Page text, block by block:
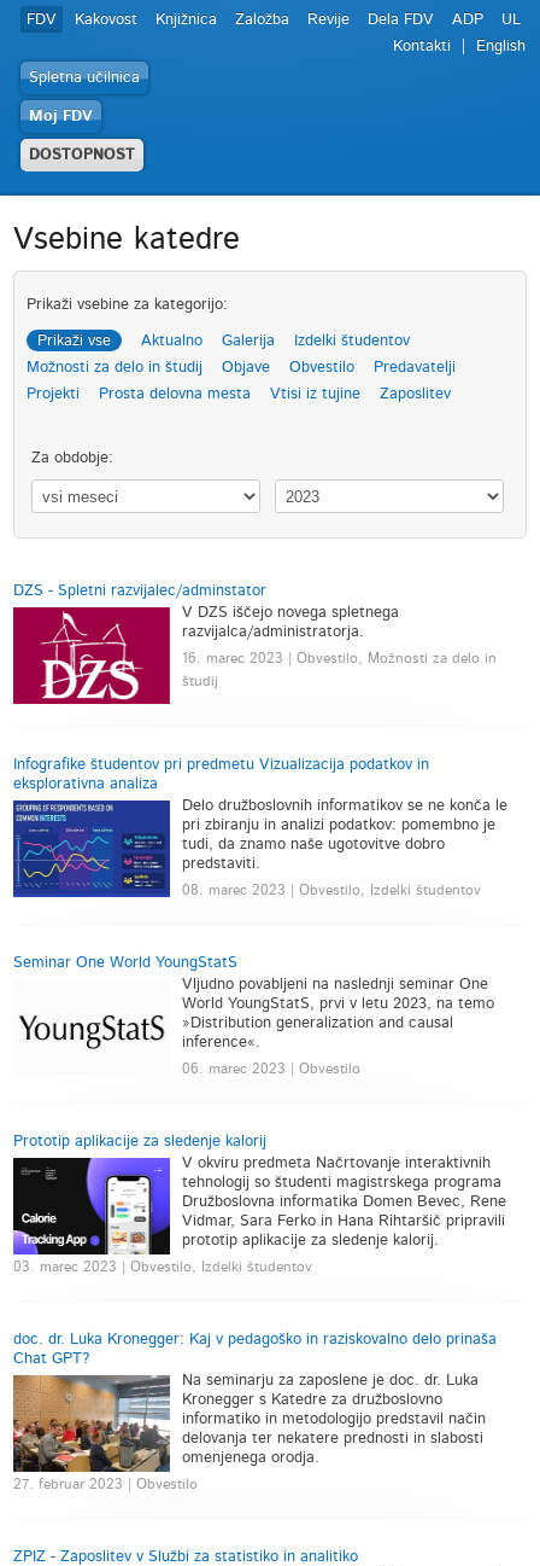
FDV Kakovost Knjižnica Založba Revije Dela FDV ADP
UL
Kontakti
English
Spletna učilnica
Moj FDV
DOSTOPNOST
Vsebine katedre
Prikaži vsebine za kategorijo:
Prikaži vse Aktualno Galerija
Izdelki študentov
Možnosti za delo in študij
Objave Obvestilo
Predavatelji
Projekti
Prosta delovna mesta Vtisi iz tujine Zaposlitev
Za obdobje:
DZS - Spletni razvijalec/adminstator
V DZS iščejo novega spletnega
razvijalca/administratorja.
16. marec 2023 | Obvestilo, Možnosti za delo in
študij
Infografike študentov pri predmetu Vizualizacija podatkov in
eksplorativna analiza
Delo družboslovnih informatikov se ne konča le
pri zbiranju in analizi podatkov: pomembno je
tudi, da znamo naše ugotovitve dobro
predstaviti.
08. marec 2023 | Obvestilo, Izdelki študentov
Seminar One World YoungStatS
Vljudno povabljeni na naslednji seminar One
World YoungStatS, prvi v letu 2023, na temo
»Distribution generalization and causal
inference«.
06. marec 2023 | Obvestilo
Prototip aplikacije za sledenje kalorij
V okviru predmeta Načrtovanje interaktivnih
tehnologij so študenti magistrskega programa
Družboslovna informatika Domen Bevec, Rene
Vidmar, Sara Ferko in Hana Rihtaršič pripravili
prototip aplikacije za sledenje kalorij.
03. marec 2023 | Obvestilo, Izdelki študentov
doc. dr. Luka Kronegger: Kaj v pedagoško in raziskovalno delo prinaša
Chat GPT?
Na seminarju za zaposlene je doc. dr. Luka
Kronegger s Katedre za družboslovno
informatiko in metodologijo predstavil način
delovanja ter nekatere prednosti in slabosti
omenjenega orodja.
27. februar 2023 | Obvestilo
ZPIZ - Zaposlitev v Službi za statistiko in analitiko